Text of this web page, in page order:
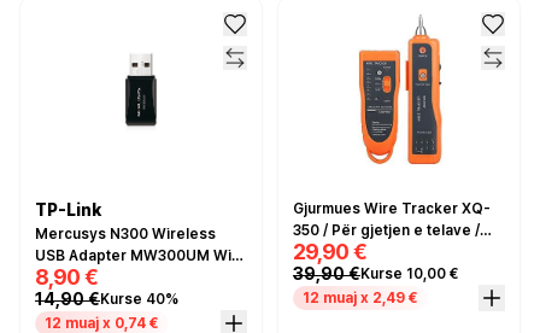
TP-Link
Mercusys N300 Wireless
USB Adapter MW300UM WiFi
4 300Mbps Mini Dongle
8,90 €
14,90 €Kurse 40%
12 muaj x 0,74 €
Gjurmues Wire Tracker XQ-
350 / Për gjetjen e telave /
1xEmitter dhe 1xReceiver /
RJ45 / LED / Portokalli
29,90 €
39,90 €Kurse 10,00 €
12 muaj x 2,49 €